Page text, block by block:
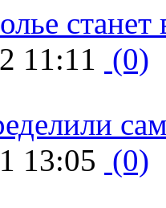
11:11 (0)
13:05 (0)